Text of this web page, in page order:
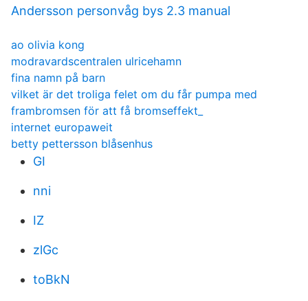
Andersson personvåg bys 2.3 manual
ao olivia kong
modravardscentralen ulricehamn
fina namn på barn
vilket är det troliga felet om du får pumpa med
frambromsen för att få bromseffekt_
internet europaweit
betty pettersson blåsenhus
GI
nni
IZ
zlGc
toBkN